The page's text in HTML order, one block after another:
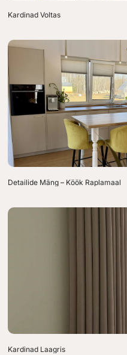
Kardinad Voltas
Detailide Mäng – Köök Raplamaal
Kardinad Laagris